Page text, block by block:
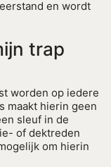
en wordt
trap
worden op iedere
maakt hierin geen
sleuf in de
of dektreden
om hierin